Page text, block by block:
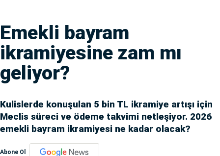
Emekli bayram
ikramiyesine zam mı
geliyor?
Kulislerde konuşulan 5 bin TL ikramiye artışı için
Meclis süreci ve ödeme takvimi netleşiyor. 2026
emekli bayram ikramiyesi ne kadar olacak?
Abone Ol